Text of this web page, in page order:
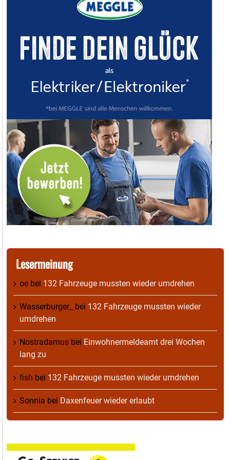
Lesermeinung
oe bei 132 Fahrzeuge mussten wieder umdrehen
Wasserburger_ bei 132 Fahrzeuge mussten wieder
umdrehen
Nostradamus bei Einwohnermeldeamt drei Wochen
lang zu
fish bei 132 Fahrzeuge mussten wieder umdrehen
Sonnia bei Daxenfeuer wieder erlaubt